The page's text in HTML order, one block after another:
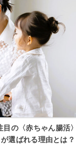
選ばれる理由とは？